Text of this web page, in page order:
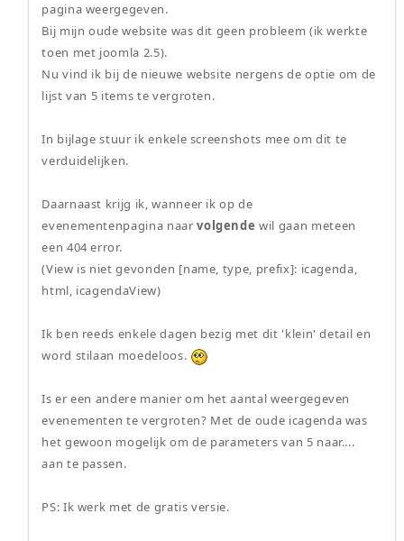
pagina weergegeven.
Bij mijn oude website was dit geen probleem (ik werkte
toen met joomla 2.5).
Nu vind ik bij de nieuwe website nergens de optie om de
lijst van 5 items te vergroten.
In bijlage stuur ik enkele screenshots mee om dit te
verduidelijken.
Daarnaast krijg ik, wanneer ik op de
evenementenpagina naarvolgende wil gaan meteen
een 404 error.
(View is niet gevonden [name, type, prefix]: icagenda,
html, icagendaView)
Ik ben reeds enkele dagen bezig met dit 'klein' detail en
word stilaan moedeloos.
Is er een andere manier om het aantal weergegeven
evenementen te vergroten? Met de oude icagenda was
het gewoon mogelijk om de parameters van 5 naar....
aan te passen.
PS: Ik werk met de gratis versie.